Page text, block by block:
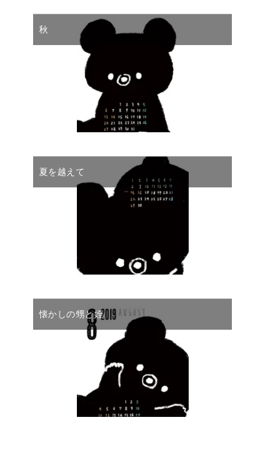
秋
夏を越えて
懐かしの甥と姪